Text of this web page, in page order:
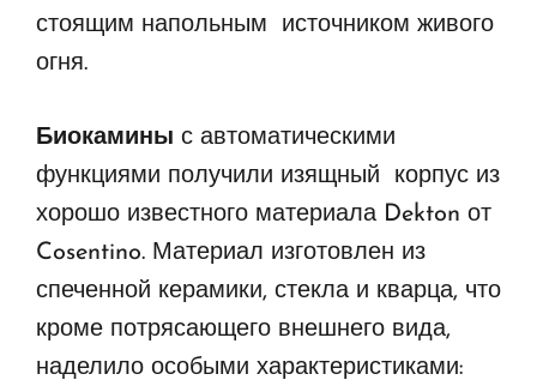
стоящим напольным источником живого
огня.
Биокамины с автоматическими
функциями получили изящный корпус из
хорошо известного материала Dekton от
Cosentino. Материал изготовлен из
спеченной керамики, стекла и кварца, что
кроме потрясающего внешнего вида,
наделило особыми характеристиками: